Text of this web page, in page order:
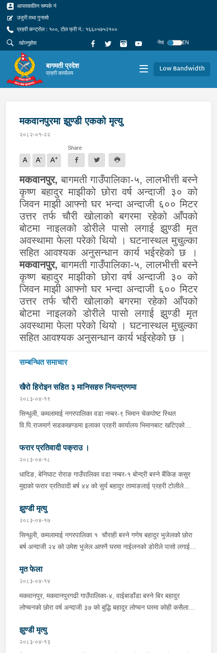
आपतकालिन सम्पर्क नं
उजुरी तथा गुनासो
प्रहरी कन्ट्रोल : १००, टोल फ्री नं.: १६६०५७५२१००
नेपा
EN
बागमती प्रदेश
प्रहरी कार्यालय Low Bandwidth
मकवानपुरमा झुण्डी एकको मृत्यु
२०८२-०१-२२
A A- A+
Share
मकवानपुर, बागमती गाउँपालिका-५, लालभीत्ती बस्ने
कृष्ण बहादुर माझीको छोरा वर्ष अन्दाजी ३० को
जिवन माझी आफ्नो घर भन्दा अन्दाजी ६०० मिटर
उत्तर तर्फ चौरी खोलाको बगरमा रहेको आँपको
बोटमा नाइलको डोरीले पासो लगाई झुण्डी मृत
अवस्थामा फेला परेको थियो । घटनास्थल मुचुल्का
सहित आवश्यक अनुसन्धान कार्य भईरहेको छ ।
मकवानपुर, बागमती गाउँपालिका-५, लालभीत्ती बस्ने
कृष्ण बहादुर माझीको छोरा वर्ष अन्दाजी ३० को
जिवन माझी आफ्नो घर भन्दा अन्दाजी ६०० मिटर
उत्तर तर्फ चौरी खोलाको बगरमा रहेको आँपको
बोटमा नाइलको डोरीले पासो लगाई झुण्डी मृत
अवस्थामा फेला परेको थियो । घटनास्थल मुचुल्का
सहित आवश्यक अनुसन्धान कार्य भईरहेको छ ।
सम्बन्धित समाचार
खैरो हिरोइन सहित ३ मानिसहरु नियन्त्रणमा
२०८३-०४-१९
सिन्धुली, कमलामाई नगरपालिका वडा नम्बर-९ भिमान चेकपोष्ट स्थित
वि.पि.राजमार्ग सडकखण्डमा इलाका प्रहरी कार्यालय भिमानबाट खटिएको
बर्दिवासको संयुक्त टोलीले मोरङबाट काठमाण्डौ तर्फ जाँदै गरेको चालक
सिन्धुली कमलामाई नगरपालिका वडा नम्बर- १२ बस्ने बर्ष अन्दाजी-२९ को
चन्द्र बहादुर माझीले चलाएको म.प्र. व०४-००१ ज ००८६ नं. को
यात्रुबाहक E.V. हायसमा सवार जिल्ला सिराह मिर्चैया नगरपालिका-५ बस्ने
ल्याएको तरकारीको बोरा भित्र डब्बामा प्लास्टिकले पोका पारी लुकाई छिपाई
ल्याएको लागु औषध खैरो हिरोइन जस्तो देखिने गिलो पदार्थ ४५.१९० फेला
पारी नियन्त्रणमा लिई सोधपुछ गर्दा पछाडी मोटरसाइकलमा सवार चालक
अभिषेक कुमार साह र सवार राहुल कुमार मण्डलले उक्त सामान दिई पठाएको
भनि खुल्न आएको हुँदा मोटरसाइकल सहित निजहरुलाई नियन्त्रणमा लिई थप
अनुसन्धान कार्य भईरहेको ।
फरार प्रतिवादी पक्राउ ।
२०८३-०४-१८
धादिङ, बेनिघाट रोराङ गाउँपालिका वडा नम्बर-१ बोन्द्री बस्ने बैंकिङ कसुर
मुद्दाको फरार प्रतिवादी बर्ष ४४ को सुर्य बहादुर तामाङलाई प्रहरी टोलीले
झुण्डी मृत्यु
२०८३-०४-१७
सिन्धुली, कमलामाई नगरपालिका १ चौराही बस्ने गणेष बहादुर भुजेलको छोरा
बर्ष अन्दाजी २४ को उमेश भुजेल आफ्नै घरमा नाईलनको डोरीले पासो लगाई
घटनास्थलमा मुचुल्का सहित थप अनुसन्धान कार्य भइरहेको ।
मृत फेला
२०८३-०४-१४
मकवानपुर, मकवानपुरगढी गाउँपालिका-४, वाईबाडाँडा बस्ने बिर बहादुर
लोप्चनको छोरा वर्ष अन्दाजी ३७ को बुद्धि बहादुर लोप्चन घरमा कोही कसैलाई
मिति २०८३।०४।१४ गते सोहि स्थित कुसुमटार खोल्सामा घोप्टो परी मृत
अवस्थामा फेला परेको । यस घटना सम्बन्धमा थप अनुसन्धान कार्य भईरहेको
झुण्डी मृत्यु
२०८३-०४-१३